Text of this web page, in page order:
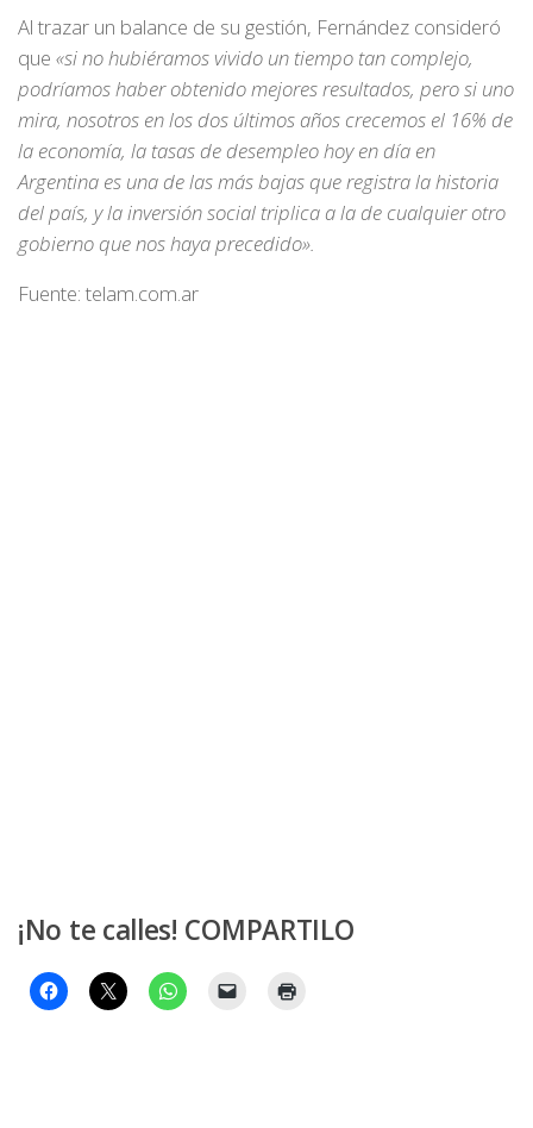
Al trazar un balance de su gestión, Fernández consideró
que «si no hubiéramos vivido un tiempo tan complejo,
podríamos haber obtenido mejores resultados, pero si uno
mira, nosotros en los dos últimos años crecemos el 16% de
la economía, la tasas de desempleo hoy en día en
Argentina es una de las más bajas que registra la historia
del país, y la inversión social triplica a la de cualquier otro
gobierno que nos haya precedido».
Fuente: telam.com.ar
¡No te calles! COMPARTILO